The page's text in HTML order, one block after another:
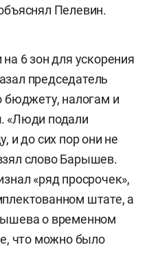
Пелевин.
6 зон для ускорения
председатель
бюджету, налогам и
. «Люди подали
и до сих пор они не
слово Барышев.
«ряд просрочек»,
штате, а
о временном
что можно было